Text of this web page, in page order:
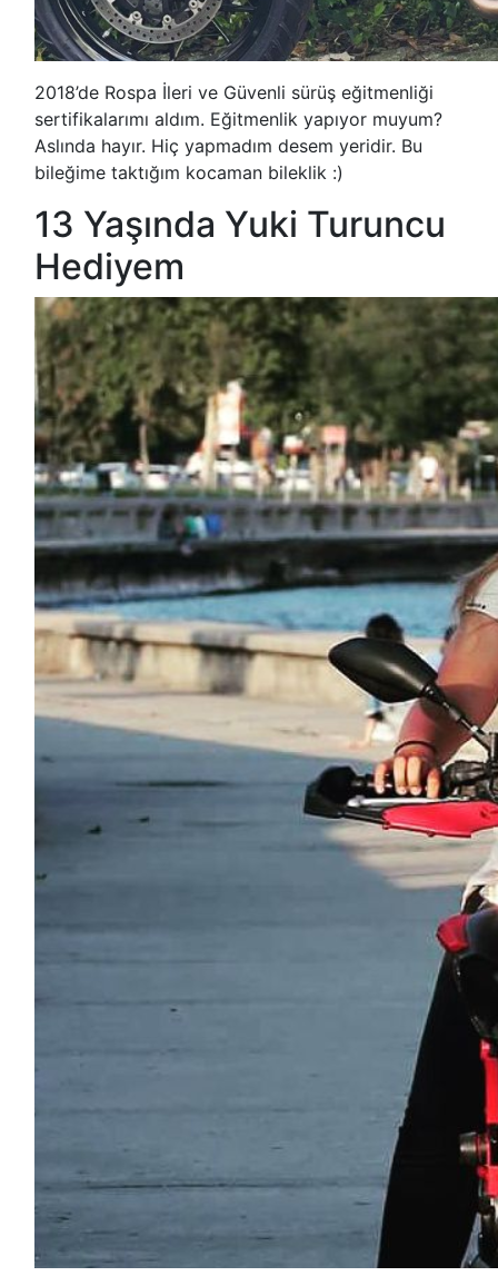
2018’de Rospa İleri ve Güvenli sürüş eğitmenliği
sertifikalarımı aldım. Eğitmenlik yapıyor muyum?
Aslında hayır. Hiç yapmadım desem yeridir. Bu
bileğime taktığım kocaman bileklik :)
13 Yaşında Yuki Turuncu
Hediyem